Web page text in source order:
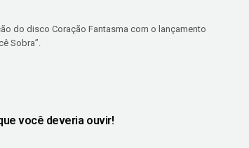
do disco Coração Fantasma com o lançamento
Sobra”.
você deveria ouvir!